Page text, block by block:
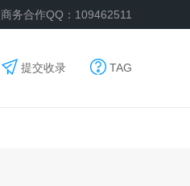
商务合作QQ：109462511
提交收录 TAG